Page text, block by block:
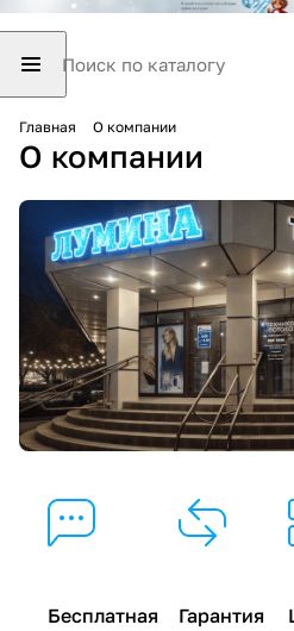
Главная О компании
О компании
Бесплатная
Гарантия